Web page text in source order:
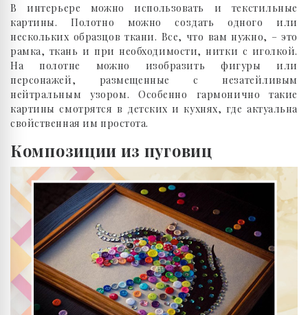
В интерьере можно использовать и текстильные
картины. Полотно можно создать одного или
нескольких образцов ткани. Все, что вам нужно, – это
рамка, ткань и при необходимости, нитки с иголкой.
На полотне можно изобразить фигуры или
персонажей, размещенные с незатейливым
нейтральным узором. Особенно гармонично такие
картины смотрятся в детских и кухнях, где актуальна
свойственная им простота.
Композиции из пуговиц